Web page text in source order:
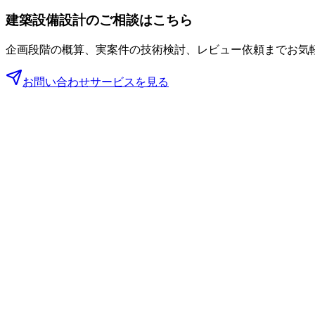
建築設備設計のご相談はこちら
企画段階の概算、実案件の技術検討、レビュー依頼までお気
お問い合わせサービスを見る